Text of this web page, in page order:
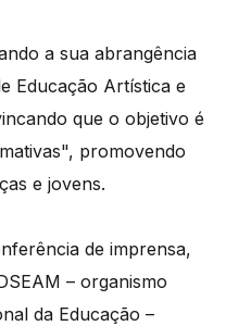
a sua abrangência
Educação Artística e
que o objetivo é
promovendo
e jovens.
de imprensa,
– organismo
da Educação –